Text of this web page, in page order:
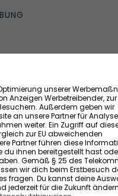
vor Nachbars
oder halbimmergrüne
es euch, wenn
andere lassen mehr
– aber die
hat. Ihr müsst